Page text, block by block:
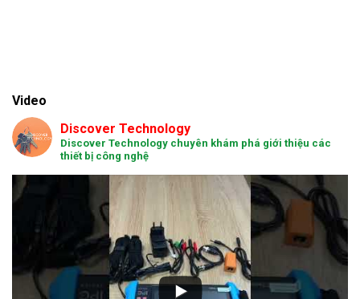
Video
Discover Technology
Discover Technology chuyên khám phá giới thiệu các
thiết bị công nghệ